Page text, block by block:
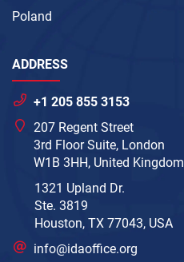
Poland
ADDRESS
+1 205 855 3153
207 Regent Street
3rd Floor Suite, London
W1B 3HH, United Kingdom
1321 Upland Dr.
Ste. 3819
Houston, TX 77043, USA
info@idaoffice.org